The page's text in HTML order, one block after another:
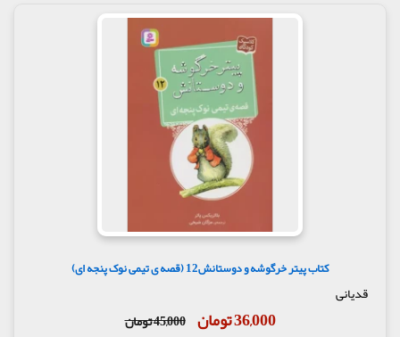
کتاب پیتر خرگوشه و دوستانش12 (قصه ی تیمی نوک پنجه ای)
قدیانی
36,000 تومان 45,000 تومان